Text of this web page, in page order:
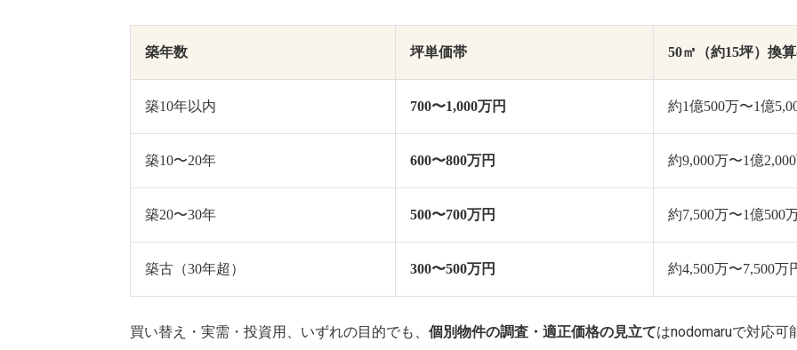
築年数 坪単価帯 50㎡（約15坪）換
築10年以内 700〜1,000万円 約1億500万〜1億
築10〜20年 600〜800万円 約9,000万〜1億
築20〜30年 500〜700万円 約7,500万〜1億500
築古（30年超） 300〜500万円 約4,500万〜7,500万
買い替え・実需・投資用、いずれの目的でも、 個別物件の調査・適正価格の見立てはnodomaruで対応